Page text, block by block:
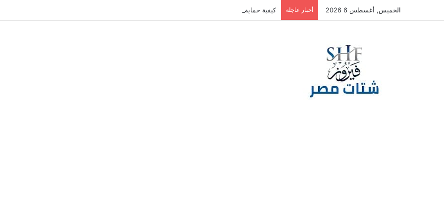
الخميس, أغسطس 6 2026 أخبار عاجلة كيفية حماية بطاقتك الائتمانية من الاحتيال والاستخدام غير المصرح به